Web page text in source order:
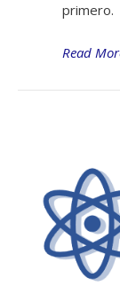
primero.
Read